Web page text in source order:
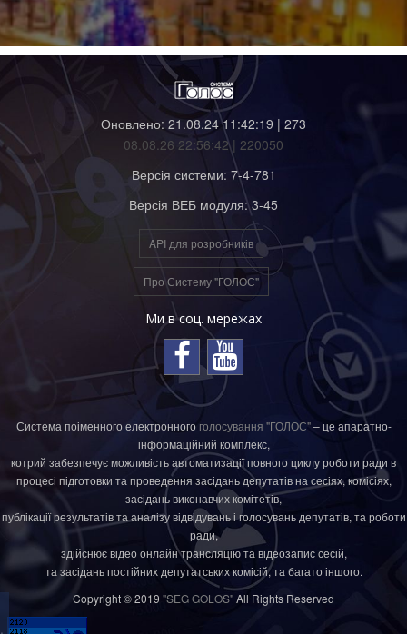
Оновлено: 21.08.24 11:42:19 | 273
08.08.26 22:56:42 | 220050
Версія системи: 7-4-781
Версія ВЕБ модуля: 3-45
API для розробників
Про Систему "ГОЛОС"
Ми в соц. мережах
Система поіменного електронногоголосування "ГОЛОС"– це апаратно-
інформаційний комплекс,
котрий забезпечує можливість автоматизації повного циклу роботи ради в
процесі підготовки та проведення засідань депутатів на сесіях, комісіях,
засідань виконавчих комітетів,
публікації результатів та аналізу відвідувань і голосувань депутатів, та роботи
ради,
здійснює відео онлайн трансляцію та відеозапис сесій,
та засідань постійних депутатських комісій, та багато іншого.
Copyright © 2019 "SEG GOLOS"All Rights Reserved
.